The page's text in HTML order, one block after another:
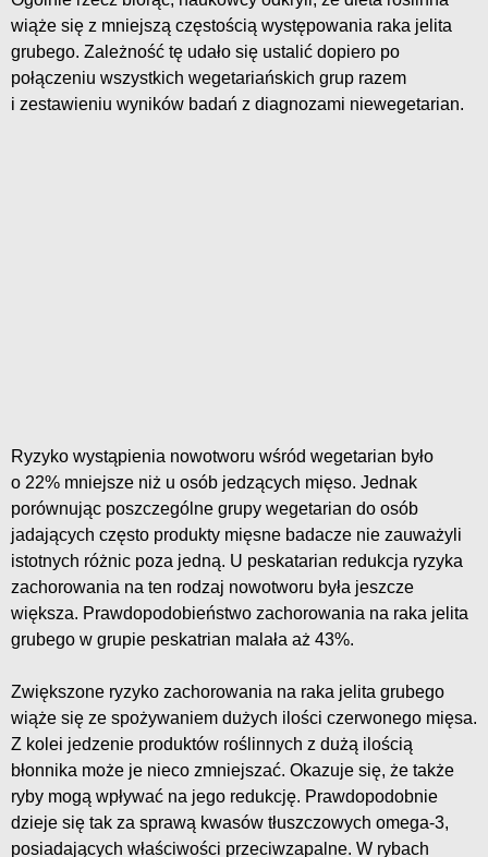
wiąże się z mniejszą częstością występowania raka jelita
grubego. Zależność tę udało się ustalić dopiero po
połączeniu wszystkich wegetariańskich grup razem
i zestawieniu wyników badań z diagnozami niewegetarian.
Ryzyko wystąpienia nowotworu wśród wegetarian było
o 22% mniejsze niż u osób jedzących mięso. Jednak
porównując poszczególne grupy wegetarian do osób
jadających często produkty mięsne badacze nie zauważyli
istotnych różnic poza jedną. U peskatarian redukcja ryzyka
zachorowania na ten rodzaj nowotworu była jeszcze
większa. Prawdopodobieństwo zachorowania na raka jelita
grubego w grupie peskatrian malała aż 43%.
Zwiększone ryzyko zachorowania na raka jelita grubego
wiąże się ze spożywaniem dużych ilości czerwonego mięsa.
Z kolei jedzenie produktów roślinnych z dużą ilością
błonnika może je nieco zmniejszać. Okazuje się, że także
ryby mogą wpływać na jego redukcję. Prawdopodobnie
dzieje się tak za sprawą kwasów tłuszczowych omega-3,
posiadających właściwości przeciwzapalne. W rybach